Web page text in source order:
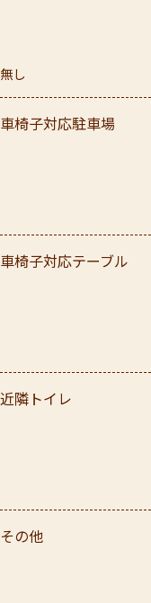
無し
車椅子対応駐車場
車椅子対応テーブル
近隣トイレ
その他